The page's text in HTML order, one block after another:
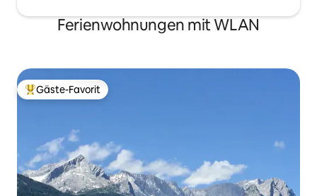
Ferienwohnungen mit WLAN
Beliebter Gäste-Favorit.
Gäste-Favorit